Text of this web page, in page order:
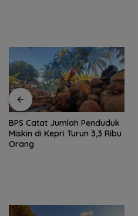
Ketegangan di Meja Makan:
Ketika Ruang Dialog
Menggugat Eksistensi Nurani